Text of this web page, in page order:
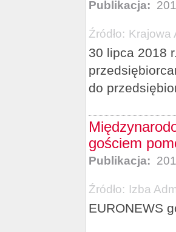
Publikacja:
Źródło: Krajowa
30 lipca 2018
do
gościem
Publikacja:
Źródło: Izba
EURONEWS